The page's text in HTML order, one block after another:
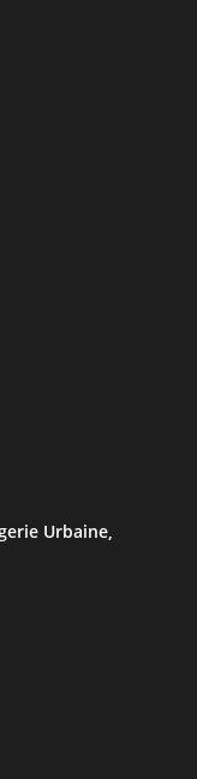
Urbaine,